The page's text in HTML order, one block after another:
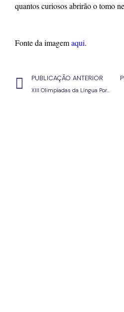
quantos curiosos abrirão o tomo
Fonte da imagem aqui.
PUBLICAÇÃO ANTERIOR
XIII Olimpíadas da Língua Portuguesa: um fim anunciado